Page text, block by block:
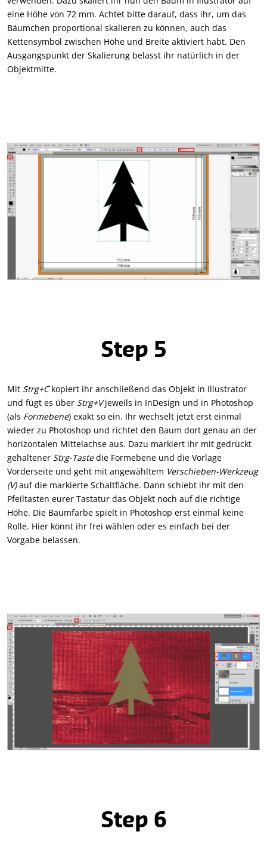
eine Höhe von 72 mm. Achtet bitte darauf, dass ihr, um das
Bäumchen proportional skalieren zu können, auch das
Kettensymbol zwischen Höhe und Breite aktiviert habt. Den
Ausgangspunkt der Skalierung belasst ihr natürlich in der
Objektmitte.
Step 5
Mit Strg+Ckopiert ihr anschließend das Objekt in Illustrator
und fügt es über Strg+Vjeweils in InDesign und in Photoshop
(als Formebene) exakt so ein. Ihr wechselt jetzt erst einmal
wieder zu Photoshop und richtet den Baum dort genau an der
horizontalen Mittelachse aus. Dazu markiert ihr mit gedrückt
gehaltener Strg-Tastedie Formebene und die Vorlage
Vorderseite und geht mit angewähltem Verschieben-Werkzeug
(V)auf die markierte Schaltfläche. Dann schiebt ihr mit den
Pfeiltasten eurer Tastatur das Objekt noch auf die richtige
Höhe. Die Baumfarbe spielt in Photoshop erst einmal keine
Rolle. Hier könnt ihr frei wählen oder es einfach bei der
Vorgabe belassen.
Step 6